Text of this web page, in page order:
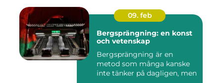
09. feb
Bergsprängning: en konst
och vetenskap
Bergsprängning är en
metod som många kanske
inte tänker på dagligen, men